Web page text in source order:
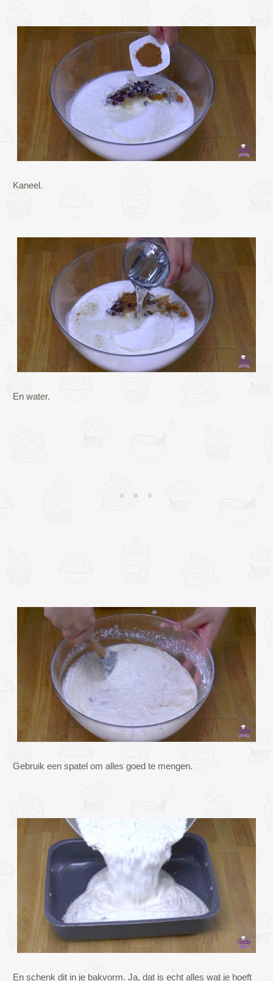
Kaneel.
En water.
Gebruik een spatel om alles goed te mengen.
En schenk dit in je bakvorm. Ja, dat is echt alles wat je hoeft